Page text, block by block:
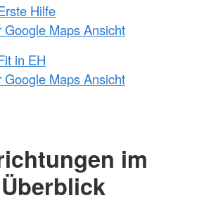
Hilfe
Google Maps Ansicht
in EH
Google Maps Ansicht
im
Überblick